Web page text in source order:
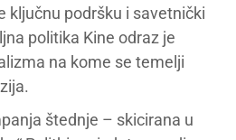
ključnu podršku i savetnički
politika Kine odraz je
na kome se temelji
štednje – skicirana u